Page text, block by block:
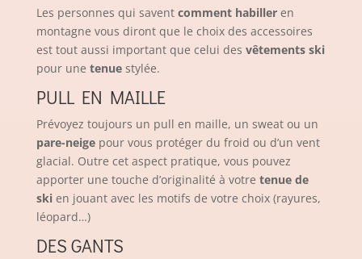
Les personnes qui savent comment habilleren
montagne vous diront que le choix des accessoires
est tout aussi important que celui des vêtements ski
pour une tenuestylée.
PULL EN MAILLE
Prévoyez toujours un pull en maille, un sweat ou un
pare-neigepour vous protéger du froid ou d’un vent
glacial. Outre cet aspect pratique, vous pouvez
apporter une touche d’originalité à votre tenue de
skien jouant avec les motifs de votre choix(rayures,
léopard…)
DES GANTS